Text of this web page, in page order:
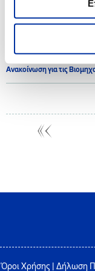
2017
21.07.2017
Ανακοίνωση για τις
Όροι Χρήσης Δήλωση